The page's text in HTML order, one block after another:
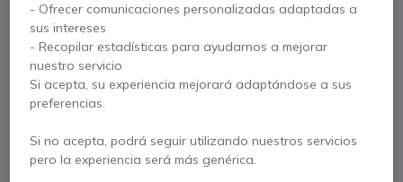
Para satisfacer mejor sus necesidades, le ofrecemos una lista
de productos similares
Ver productos similares
Contacte a nuestros expertos - Linea gratuita
- Ofrecer comunicaciones personalizadas adaptadas a
sus intereses
- Recopilar estadísticas para ayudarnos a mejorar
nuestro servicio
Si acepta, su experiencia mejorará adaptándose a sus
preferencias.
Si no acepta, podrá seguir utilizando nuestros servicios
pero la experiencia será más genérica.